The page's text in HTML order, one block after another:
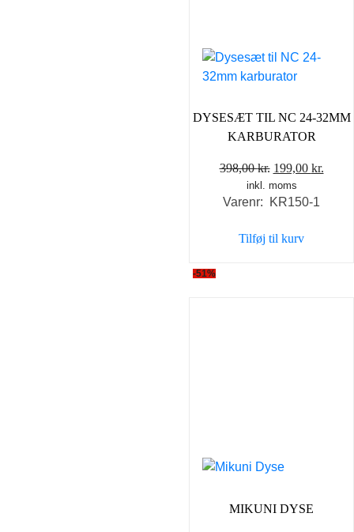
DYSESÆT TIL NC 24-32MM
KARBURATOR
398,00kr. Den
oprindelige
pris
398,00 kr..
199,00 kr.Den
inkl. moms
Varenr: KR150-1
Tilføj til kurv
-51%
MIKUNI DYSE